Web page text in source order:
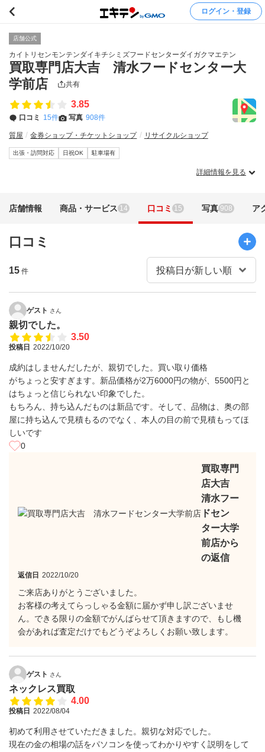
ログイン・登録
店舗公式
カイトリセンモンテンダイキチシミズフードセンターダイガクマエテン
買取専門店大吉 清水フードセンター大
学前店
共有
3.85
口コミ 15件 写真 908件
質屋 金券ショップ・チケットショップ リサイクルショップ
出張・訪問対応 日祝OK 駐車場有
詳細情報を見る
店舗情報 商品・サービス 14 口コミ 15 写真 908 ア
口コミ
15 件
ゲスト さん
親切でした。
3.50
投稿日 2022/10/20
成約はしませんだしたが、親切でした。買い取り価格
がちょっと安すぎます。新品価格が2万6000円の物が、5500円と
はちょっと信じられない印象でした。
もちろん、持ち込んだものは新品です。そして、品物は、奥の部
屋に持ち込んで見積もるのでなく、本人の目の前で見積もってほ
しいです
0
買取専門
店大吉
清水フー
ドセン
ター大学
前店から
の返信
返信日 2022/10/20
ご来店ありがとうございました。
お客様の考えてらっしゃる金額に届かず申し訳ございませ
ん。できる限りの金額でがんばらせて頂きますので、もし機
会があれば査定だけでもどうぞよろしくお願い致します。
ゲスト さん
ネックレス買取
4.00
投稿日 2022/08/04
初めて利用させていただきました。親切な対応でした。
現在の金の相場の話をパソコンを使ってわかりやすく説明をして